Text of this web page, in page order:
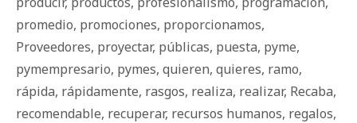
promedio, promociones, proporcionamos,
Proveedores, proyectar, públicas, puesta, pyme,
pymempresario, pymes, quieren, quieres, ramo,
rápida, rápidamente, rasgos, realiza, realizar, Recaba,
recomendable, recuperar, recursos humanos, regalos,